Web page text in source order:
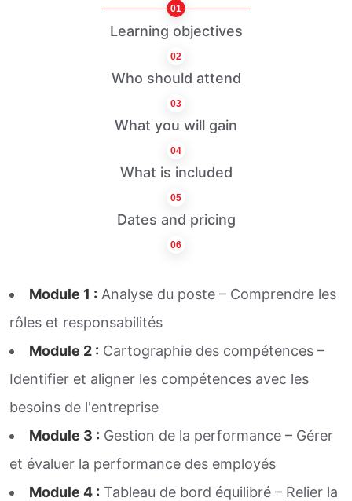
01
Learning objectives
02
Who should attend
03
What you will gain
04
What is included
05
Dates and pricing
06
Module 1 : Analyse du poste – Comprendre les
rôles et responsabilités
Module 2 : Cartographie des compétences –
Identifier et aligner les compétences avec les
besoins de l'entreprise
Module 3 : Gestion de la performance – Gérer
et évaluer la performance des employés
Module 4 : Tableau de bord équilibré – Relier la